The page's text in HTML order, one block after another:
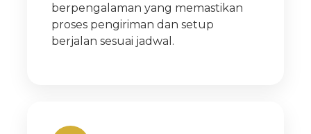
berpengalaman yang memastikan
proses pengiriman dan setup
berjalan sesuai jadwal.